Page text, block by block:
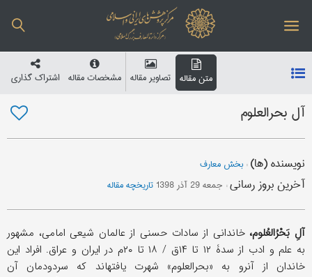
متن مقاله تصاویر مقاله مشخصات مقاله اشتراک گذاری
آل بحرالعلوم
نویسنده (ها): بخش معارف
آخرین بروز رسانی: جمعه 29 آذر 1398 تاریخچه مقاله
آلِ بَحْرُالعُلوم، خاندانی از سادات حسنی از عالمان شیعی امامی، مشهور
به علم و ادب از سدۀ ۱۲ تا ۱۴ق / ۱۸ تا ۲۰م در ایران و عراق. افراد این
خاندان از آن‎رو به «بحرالعلوم» شهرت یافته‎اند که سردودمان آن